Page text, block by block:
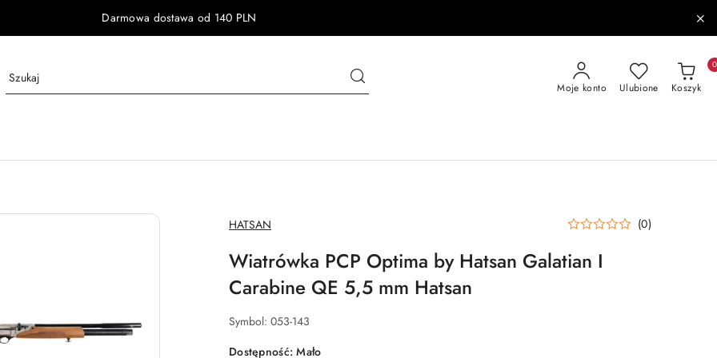
Darmowa dostawa od 140 PLN
Moje konto Ulubione Koszyk
0
NAZWA
PRODUCENTA:
HATSAN (0)
Wiatrówka PCP Optima by Hatsan Galatian I
Carabine QE 5,5 mm Hatsan
Symbol: 053-143
Dostępność:Mało